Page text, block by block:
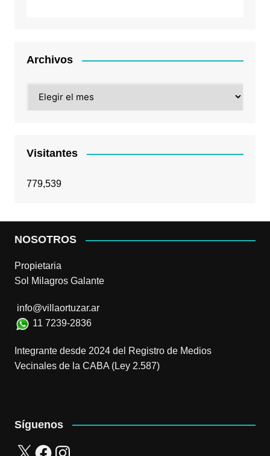
Archivos
Visitantes
779,539
NOSOTROS
Propietaria
Sol Milagros Galante
info@villaortuzar.ar
11 7239-2836
Integrante desde 2024 del Registro de Medios
Vecinales de la CABA (Ley 2.587)
Síguenos
X FacebookInstagram